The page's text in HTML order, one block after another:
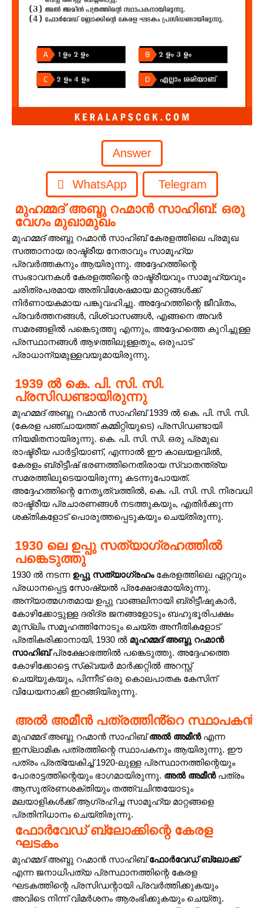
WhatsApp Telegram
മുഹമ്മദ് അബ്ദു റഹ്മാൻ സാഹിബ്: ഒരു
വേഗം മുഖാമുഖം
മുഹമ്മദ് അബ്ദു റഹ്മാൻ സാഹിബ് കേരളത്തിലെ പ്രമുഖ
സത്താനായ രാഷ്ട്രീയ നേതാവും സാമൂഹ്യ
പ്രവർത്തകനും ആയിരുന്നു. അദ്ദേഹത്തിന്റെ
സംഭാവനകൾ കേരളത്തിന്റെ രാഷ്ട്രീയവും സാമൂഹ്യവും
ചരിത്രപരമായ അതിവിശേഷമായ മാറ്റങ്ങൾക്ക്
നിർണായകമായ പങ്കുവഹിച്ചു. അദ്ദേഹത്തിന്റെ ജീവിതം,
പ്രവർത്തനങ്ങൾ, വിശ്വാസങ്ങൾ, എങ്ങനെ അവർ
സമരങ്ങളിൽ പങ്കെടുത്തു എന്നും, അദ്ദേഹത്തെ കുറിച്ചുള്ള
പ്രസ്ഥാനങ്ങൾ ആഴത്തിലുള്ളതും, ഒരുപാട്
പ്രാധാന്യമുള്ളവയുമായിരുന്നു.
1939 ൽ കെ. പി. സി. സി.
പ്രസിഡണ്ടായിരുന്നു
മുഹമ്മദ് അബ്ദു റഹ്മാൻ സാഹിബ് 1939 ൽ കെ. പി. സി. സി.
(കേരള പഞ്ചായത്ത് കമ്മിറ്റിയുടെ) പ്രസിഡണ്ടായി
നിയമിതനായിരുന്നു. കെ. പി. സി. സി. ഒരു പ്രമുഖ
രാഷ്ട്രീയ പാർട്ടിയാണ്, എന്നാൽ ഈ കാലയളവിൽ,
കേരളം ബ്രിട്ടീഷ് ഭരണത്തിനെതിരായ സ്വാതന്ത്ര്യ
സമരത്തിലൂടെയായിരുന്നു കടന്നുപോയത്.
അദ്ദേഹത്തിന്റെ നേതൃത്വത്തിൽ, കെ. പി. സി. സി. നിരവധി
രാഷ്ട്രീയ പ്രചാരണങ്ങൾ നടത്തുകയും, എതിര്‍ക്കുന്ന
ശക്തികളോട് പൊരുത്തപ്പെടുകയും ചെയ്തിരുന്നു.
1930 ലെ ഉപ്പു സത്യാഗ്രഹത്തിൽ
പങ്കെടുത്തു
1930 ൽ നടന്ന ഉപ്പു സത്യാഗ്രഹം കേരളത്തിലെ ഏറ്റവും
പ്രധാനപ്പെട്ട സോഷ്യൽ പ്രക്ഷോഭമായിരുന്നു.
അന്യാത്മഗതമായ ഉപ്പു വാങ്ങലിനായി ബ്രിട്ടീഷുകാർ,
കോഴിക്കോട്ടുള്ള ദരിദ്ര ജനങ്ങളോടും ബഹുഭൂരിപക്ഷം
മുസ്ലിം സമൂഹത്തിനോടും ചെയ്ത അനീതികളോട്
പ്രതികരിക്കാനായി, 1930 ൽ മുഹമ്മദ് അബ്ദു റഹ്മാൻ
സാഹിബ്പ്രക്ഷോഭത്തിൽ പങ്കെടുത്തു. അദ്ദേഹത്തെ
കോഴിക്കോട്ടെ സ്‌ക്വയർ മാർക്കറ്റിൽ അറസ്റ്റ്
ചെയ്യുകയും, പിന്നീട് ഒരു കൊലപാതക കേസിന്
വിധേയനാക്കി ഇറങ്ങിയിരുന്നു.
അൽ അമീൻ പത്രത്തിൻ്റെ സ്ഥാപകൻ
മുഹമ്മദ് അബ്ദു റഹ്മാൻ സാഹിബ്അൽ അമീൻ എന്ന
ഇസ്ലാമിക പത്രത്തിന്റെ സ്ഥാപകനും ആയിരുന്നു. ഈ
പത്രം പ്രത്യേകിച്ച് 1920-ലുള്ള പ്രസ്ഥാനത്തിന്റെയും
പോരാട്ടത്തിന്റെയും ഭാഗമായിരുന്നു. അൽ അമീൻപത്രം
ആസൂത്രണശക്തിയും തത്ത്വചിന്തയോടും
മലയാളികൾക്ക് ആഗ്രഹിച്ച സാമൂഹ്യ മാറ്റങ്ങളെ
പ്രതിനിധാനം ചെയ്തിരുന്നു.
ഫോർവേഡ് ബ്ലോക്കിന്റെ കേരള
ഘടകം
മുഹമ്മദ് അബ്ദു റഹ്മാൻ സാഹിബ്ഫോർവേഡ് ബ്ലോക്ക്
എന്ന ജനാധിപത്യ പ്രസ്ഥാനത്തിന്റെ കേരള
ഘടകത്തിന്റെ പ്രസിഡന്റായി പ്രവർത്തിക്കുകയും
അവിടെ നിന്ന് വിമർശനം ആരംഭിക്കുകയും ചെയ്തു.